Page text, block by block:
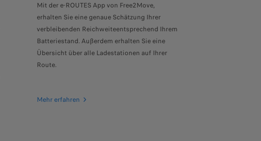
Mit der e-ROUTES App von Free2Move,
erhalten Sie eine genaue Schätzung Ihrer
verbleibenden Reichweiteentsprechend Ihrem
Batteriestand. Außerdem erhalten Sie eine
Übersicht über alle Ladestationen auf Ihrer
Route.
Mehr erfahren